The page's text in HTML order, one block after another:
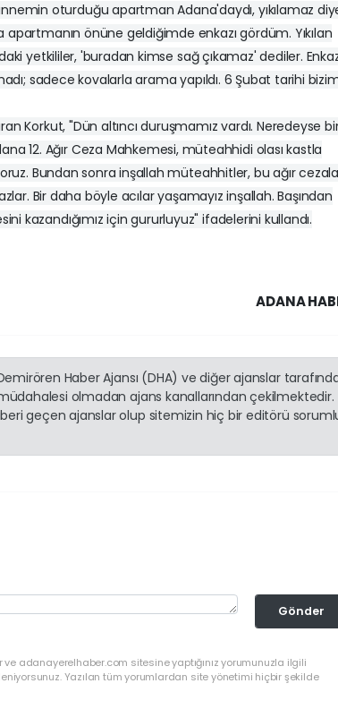
oturduğu apartman Adana'daydı, yıkılamaz
önüne geldiğimde enkazı gördüm. Yıkılan
yetkililer, 'buradan kimse sağ çıkamaz' dediler.
sadece kovalarla arama yapıldı. 6 Şubat tarihi
Korkut, "Dün altıncı duruşmamız vardı. Neredeyse
12. Ağır Ceza Mahkemesi, müteahhidi olası kastla
Bundan sonra inşallah müteahhitler, bu ağır
Bir daha böyle acılar yaşamayız inşallah. Başından
kazandığımız için gururluyuz" ifadelerini kullandı.
ADANA
Haber Ajansı (DHA) ve diğer ajanslar
olmadan ajans kanallarından çekilmektedir.
geçen ajanslar olup sitemizin hiç bir editörü
Gönder
ve adanayerelhaber.com sitesine yaptığınız yorumunuzla ilgili
Yazılan tüm yorumlardan site yönetimi hiçbir şekilde